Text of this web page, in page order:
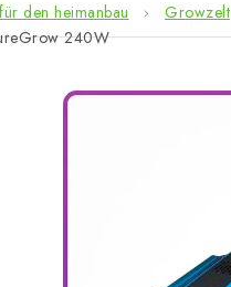
den heimanbau Growzelt
240W